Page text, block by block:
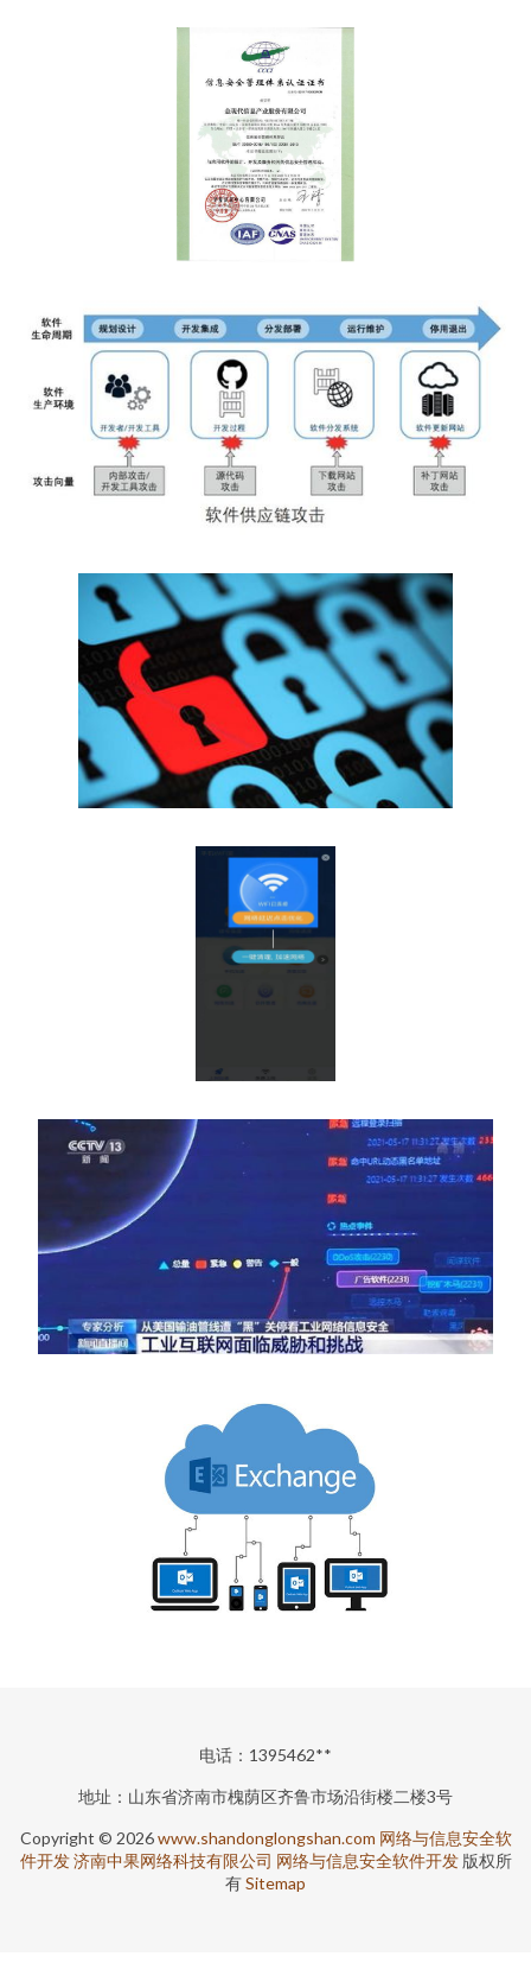
电话：1395462**
地址：山东省济南市槐荫区齐鲁市场沿街楼二楼3号
Copyright © 2026www.shandonglongshan.com 网络与信息安全软
件开发 济南中果网络科技有限公司 网络与信息安全软件开发版权所
有Sitemap